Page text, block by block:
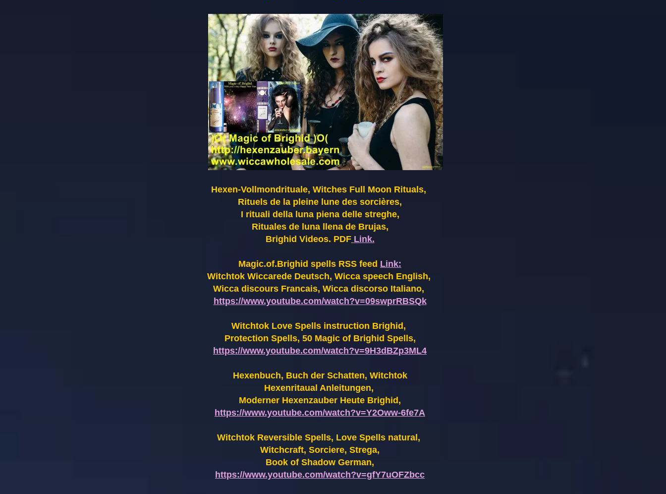
Hexen-Vollmondrituale, Witches Full Moon Rituals,
Rituels de la pleine lune des sorcières,
I rituali della luna piena delle streghe,
Rituales de luna llena de Brujas,
Brighid Videos. PDF Link.
Magic.of.Brighid spells RSS feed Link:
Witchtok Wiccarede Deutsch, Wicca speech English,
Wicca discours Francais, Wicca discorso Italiano,
https://www.youtube.com/watch?v=09swprRBSQk
Witchtok Love Spells instruction Brighid,
Protection Spells, 50 Magic of Brighid Spells,
https://www.youtube.com/watch?v=9H3dBZp3ML4
Hexenbuch, Buch der Schatten, Witchtok
Hexenritaual Anleitungen,
Moderner Hexenzauber Heute Brighid,
https://www.youtube.com/watch?v=Y2Oww-6fe7A
Witchtok Reversible Spells, Love Spells natural,
Witchcraft, Sorciere, Strega,
Book of Shadow German,
https://www.youtube.com/watch?v=gfY7uOFZbcc